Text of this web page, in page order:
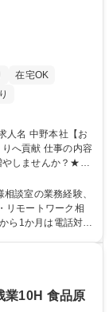
在宅OK
事の内容
やしませんか？★≫
、窓口となるお客
迅速かつ誠意をも
しています。 【具
献
談室の業務経験、
リモートワーク相
プの広報機能を担
たホスピタリティ
を行っておりま
業10H 食品原